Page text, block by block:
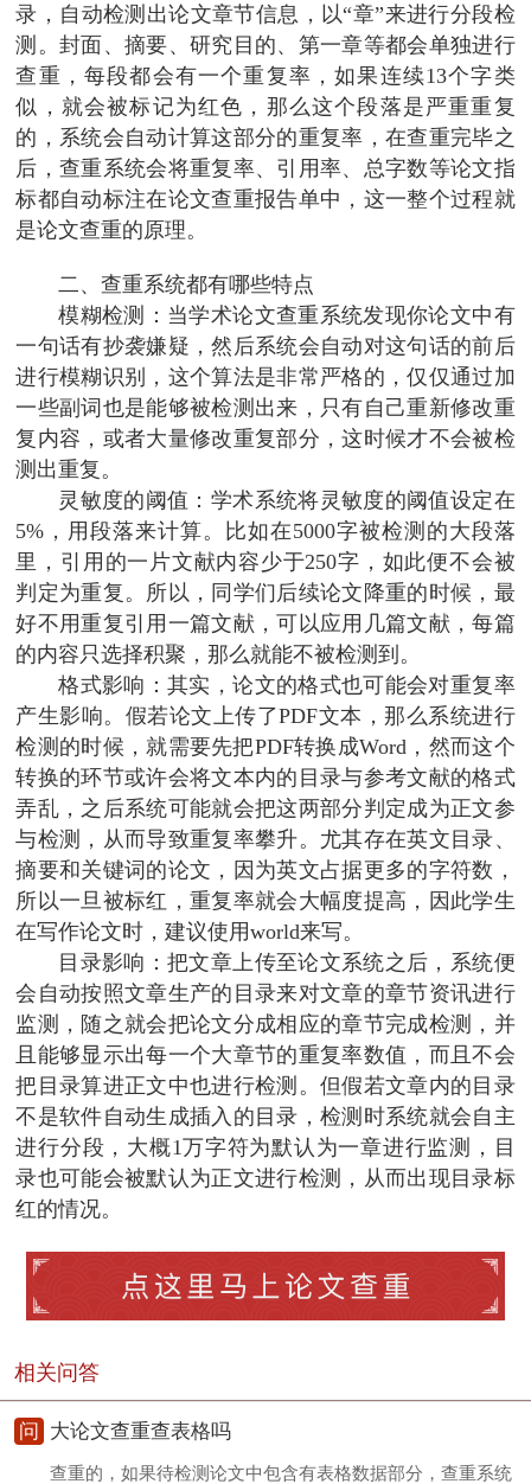
录，自动检测出论文章节信息，以“章”来进行分段检
测。封面、摘要、研究目的、第一章等都会单独进行
查重，每段都会有一个重复率，如果连续13个字类
似，就会被标记为红色，那么这个段落是严重重复
的，系统会自动计算这部分的重复率，在查重完毕之
后，查重系统会将重复率、引用率、总字数等论文指
标都自动标注在论文查重报告单中，这一整个过程就
是论文查重的原理。
二、查重系统都有哪些特点
模糊检测：当学术论文查重系统发现你论文中有
一句话有抄袭嫌疑，然后系统会自动对这句话的前后
进行模糊识别，这个算法是非常严格的，仅仅通过加
一些副词也是能够被检测出来，只有自己重新修改重
复内容，或者大量修改重复部分，这时候才不会被检
测出重复。
灵敏度的阈值：学术系统将灵敏度的阈值设定在
5%，用段落来计算。比如在5000字被检测的大段落
里，引用的一片文献内容少于250字，如此便不会被
判定为重复。所以，同学们后续论文降重的时候，最
好不用重复引用一篇文献，可以应用几篇文献，每篇
的内容只选择积聚，那么就能不被检测到。
格式影响：其实，论文的格式也可能会对重复率
产生影响。假若论文上传了PDF文本，那么系统进行
检测的时候，就需要先把PDF转换成Word，然而这个
转换的环节或许会将文本内的目录与参考文献的格式
弄乱，之后系统可能就会把这两部分判定成为正文参
与检测，从而导致重复率攀升。尤其存在英文目录、
摘要和关键词的论文，因为英文占据更多的字符数，
所以一旦被标红，重复率就会大幅度提高，因此学生
在写作论文时，建议使用world来写。
目录影响：把文章上传至论文系统之后，系统便
会自动按照文章生产的目录来对文章的章节资讯进行
监测，随之就会把论文分成相应的章节完成检测，并
且能够显示出每一个大章节的重复率数值，而且不会
把目录算进正文中也进行检测。但假若文章内的目录
不是软件自动生成插入的目录，检测时系统就会自主
进行分段，大概1万字符为默认为一章进行监测，目
录也可能会被默认为正文进行检测，从而出现目录标
红的情况。
相关问答
问 大论文查重查表格吗
查重的，如果待检测论文中包含有表格数据部分，查重系统